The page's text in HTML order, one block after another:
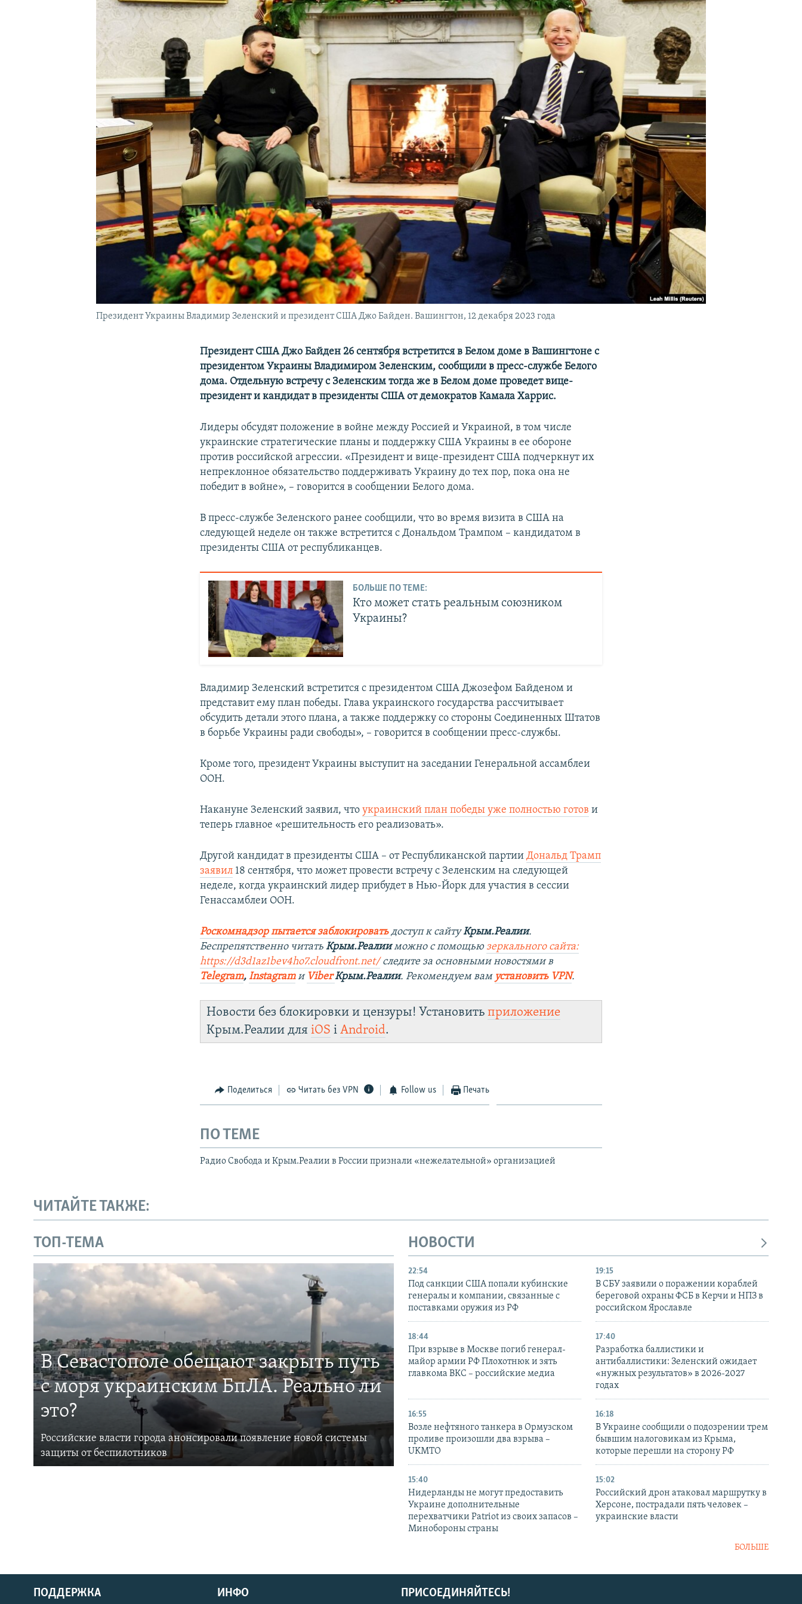
УКРАИНСКАЯ ПРОБЛЕМА КРЫМА
Президент Украины Владимир Зеленский и президент США Джо Байден. Вашингтон, 12 декабря 2023 года
Президент США Джо Байден 26 сентября встретится в Белом доме в Вашингтоне с
президентом Украины Владимиром Зеленским, сообщили в пресс-службе Белого
дома. Отдельную встречу с Зеленским тогда же в Белом доме проведет вице-
президент и кандидат в президенты США от демократов Камала Харрис.
Лидеры обсудят положение в войне между Россией и Украиной, в том числе
украинские стратегические планы и поддержку США Украины в ее обороне
против российской агрессии. «Президент и вице-президент США подчеркнут их
непреклонное обязательство поддерживать Украину до тех пор, пока она не
победит в войне», – говорится в сообщении Белого дома.
В пресс-службе Зеленского ранее сообщили, что во время визита в США на
следующей неделе он также встретится с Дональдом Трампом – кандидатом в
президенты США от республиканцев.
БОЛЬШЕ ПО ТЕМЕ:
Кто может стать реальным союзником
Украины?
Владимир Зеленский встретится с президентом США Джозефом Байденом и
представит ему план победы. Глава украинского государства рассчитывает
обсудить детали этого плана, а также поддержку со стороны Соединенных Штатов
в борьбе Украины ради свободы», – говорится в сообщении пресс-службы.
Кроме того, президент Украины выступит на заседании Генеральной ассамблеи
ООН.
Накануне Зеленский заявил, чтоукраинский план победы уже полностью готов и
теперь главное «решительность его реализовать».
Другой кандидат в президенты США – от Республиканской партииДональд Трамп
заявил 18 сентября, что может провести встречу с Зеленским на следующей
неделе, когда украинский лидер прибудет в Нью-Йорк для участия в сессии
Генассамблеи ООН.
Роскомнадзор пытается заблокировать доступ к сайтуКрым.Реалии.
Беспрепятственно читатьКрым.Реалииможно с помощьюзеркального сайта:
https://d3d1az1bev4ho7.cloudfront.net/ следите за основными новостями в
Telegram,Instagramи Viber Крым.Реалии. Рекомендуем вам установить VPN.
Новости без блокировки и цензуры! Установитьприложение
Крым.Реалии дляiOS іAndroid.
Поделиться Читать без VPN Follow us Печать
ПО ТЕМЕ
Радио Свобода и Крым.Реалии в России признали «нежелательной» организацией
ЧИТАЙТЕ ТАКЖЕ:
ТОП-ТЕМА
В Севастополе обещают закрыть путь
с моря украинским БпЛА. Реально ли
это?
Российские власти города анонсировали появление новой системы
защиты от беспилотников
НОВОСТИ
22:54
Под санкции США попали кубинские
генералы и компании, связанные с
поставками оружия из РФ
19:15
В СБУ заявили о поражении кораблей
береговой охраны ФСБ в Керчи и НПЗ в
российском Ярославле
18:44
При взрыве в Москве погиб генерал-
майор армии РФ Плохотнюк и зять
главкома ВКС – российские медиа
17:40
Разработка баллистики и
антибаллистики: Зеленский ожидает
«нужных результатов» в 2026-2027
годах
16:55
Возле нефтяного танкера в Ормузском
проливе произошли два взрыва –
UKMTO
16:18
В Украине сообщили о подозрении трем
бывшим налоговикам из Крыма,
которые перешли на сторону РФ
15:40
Нидерланды не могут предоставить
Украине дополнительные
перехватчики Patriot из своих запасов –
Минобороны страны
15:02
Российский дрон атаковал маршрутку в
Херсоне, пострадали пять человек –
украинские власти
БОЛЬШЕ
ПРИСОЕДИНЯЙТЕСЬ!
ПОДДЕРЖКА ИНФО